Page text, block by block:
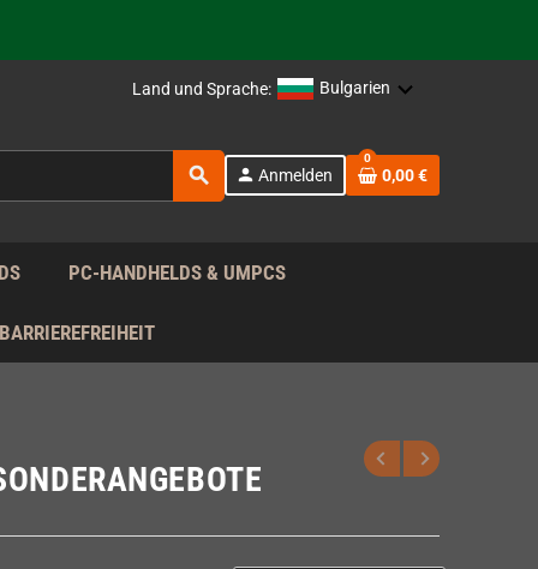
Land und Sprache: Bulgarien
search person Anmelden
0
0,00 €
PC-HANDHELDS & UMPCS
BARRIEREFREIHEIT